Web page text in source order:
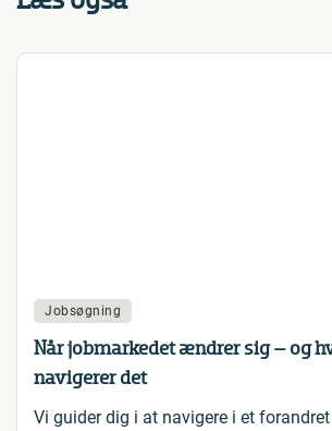
Jobsøgning
Når jobmarkedet ændrer sig – og
navigerer det
Vi guider dig i at navigere i et